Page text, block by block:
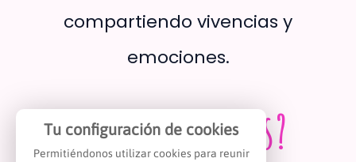
compartiendo vivencias y
emociones.
¿Me acompañas?
Tu configuración de cookies
Permitiéndonos utilizar cookies para reunir